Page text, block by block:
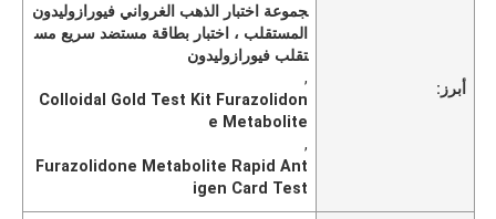
أبرز:
جموعة اختبار الذهب الغرواني فيورازوليدون
المستقلب ، اختبار بطاقة مستضد سريع مس
تقلب فيورازوليدون
,
Colloidal Gold Test Kit Furazolidon
e Metabolite
,
Furazolidone Metabolite Rapid Ant
igen Card Test